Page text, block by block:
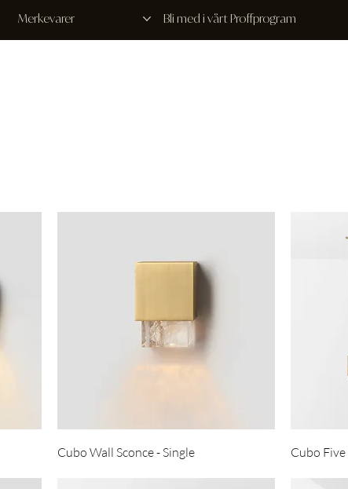
Merkevarer Bli med i vårt Proffprogram
Cubo Wall Sconce - Single Cubo